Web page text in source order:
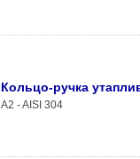
Кольцо-ручка
A2 - AISI 304